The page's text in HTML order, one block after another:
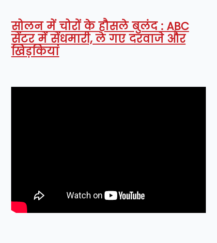
सोलन में चोरों के हौसले बुलंद : ABC
सेंटर में सेंधमारी, ले गए दरवाजे और
खिड़कियां